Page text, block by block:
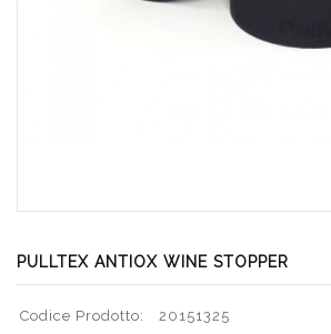
PULLTEX ANTIOX WINE STOPPER
Codice Prodotto:
20151325